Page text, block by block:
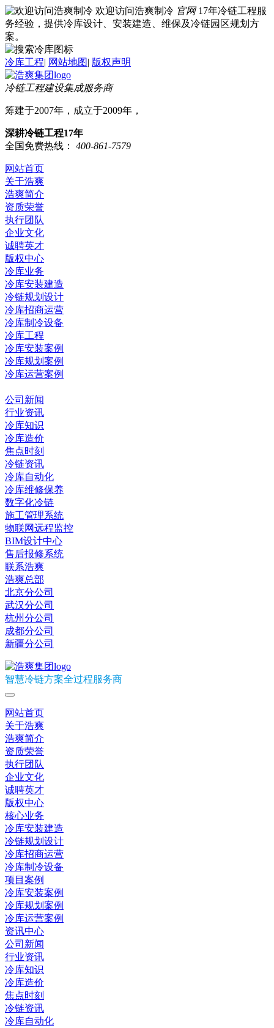
欢迎访问浩爽制冷 官网 17年冷链工程服
务经验，提供冷库设计、安装建造、维保及冷链园区规划方
案。
冷库工程| 网站地图| 版权声明
冷链工程建设集成服务商
筹建于2007年，成立于2009年，
深耕冷链工程17年
全国免费热线：
400-861-7579
网站首页
关于浩爽
浩爽简介
资质荣誉
执行团队
企业文化
诚聘英才
版权中心
冷库业务
冷库安装建造
冷链规划设计
冷库招商运营
冷库制冷设备
冷库工程
冷库安装案例
冷库规划案例
冷库运营案例
公司新闻
行业资讯
冷库知识
冷库造价
焦点时刻
冷链资讯
冷库自动化
冷库维修保养
数字化冷链
施工管理系统
物联网远程监控
BIM设计中心
售后报修系统
联系浩爽
浩爽总部
北京分公司
武汉分公司
杭州分公司
成都分公司
新疆分公司
智慧冷链方案全过程服务商
网站首页
关于浩爽
浩爽简介
资质荣誉
执行团队
企业文化
诚聘英才
版权中心
核心业务
冷库安装建造
冷链规划设计
冷库招商运营
冷库制冷设备
项目案例
冷库安装案例
冷库规划案例
冷库运营案例
资讯中心
公司新闻
行业资讯
冷库知识
冷库造价
焦点时刻
冷链资讯
冷库自动化